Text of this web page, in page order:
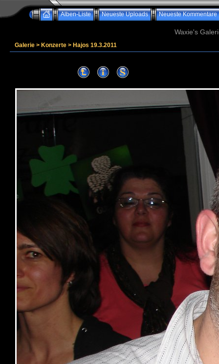
Alben-Liste Neueste Uploads Neueste Kommentare
Waxie's
Galerie > Konzerte > Hajos 19.3.2011